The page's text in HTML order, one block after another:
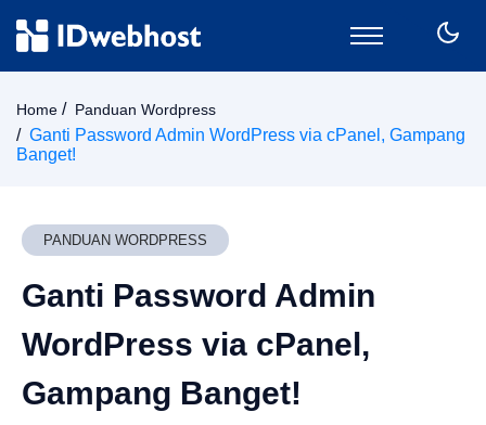
Hosting
Keamanan
CPanel
Billing
Home Panduan Wordpress
Ganti Password Admin WordPress via cPanel, Gampang
Banget!
PANDUAN WORDPRESS
Ganti Password Admin
WordPress via cPanel,
Gampang Banget!